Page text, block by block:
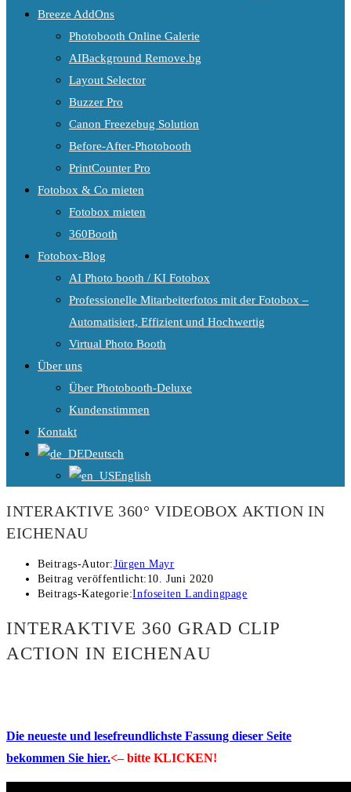
Breeze AddOns
Photobooth Online Galerie
AIBackground Remove.bg
Layout Selector
Buzzer Pro
Canon Freezebug Solution
Before-After-Photobooth
PrintCounter Pro
Fotobox & Co mieten
Fotobox mieten
360Booth
Fotobox-Blog
AI Photo booth / KI Fotobox
Professionelle Mitarbeiterfotos mit der Fotobox –
Automatisiert, Effizient und Hochwertig
Virtual Photo Booth
Über uns
Über Photobooth-Deluxe
Kundenstimmen
Kontakt
Deutsch
English
INTERAKTIVE 360° VIDEOBOX AKTION IN
EICHENAU
Beitrags-Autor:Jürgen Mayr
Beitrag veröffentlicht: 10. Juni 2020
Beitrags-Kategorie:Infoseiten Landingpage
INTERAKTIVE 360 GRAD CLIP
ACTION IN EICHENAU
Die neueste und lesefreundlichste Fassung dieser Seite
bekommen Sie hier.<– bitte KLICKEN!